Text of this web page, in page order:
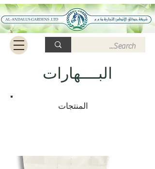
البــــهارات
المنتجات